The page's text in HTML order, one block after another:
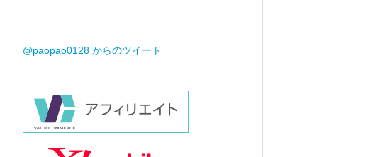
@paopao0128 からのツイート